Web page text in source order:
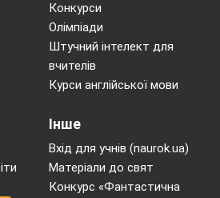
Конкурси
Олімпіади
Штучний інтелект для
вчителів
Курси англійської мови
Інше
Вхід для учнів (naurok.ua)
Матеріали до свят
Конкурс «Фантастична